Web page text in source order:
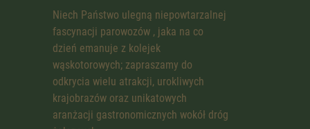
Niech Państwo ulegną niepowtarzalnej
fascynacji parowozów , jaka na co
dzień emanuje z kolejek
wąskotorowych; zapraszamy do
odkrycia wielu atrakcji, urokliwych
krajobrazów oraz unikatowych
aranżacji gastronomicznych wokół dróg